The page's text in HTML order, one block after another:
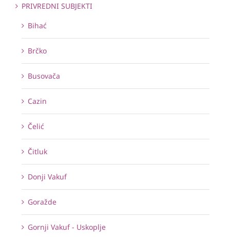
PRIVREDNI SUBJEKTI
Bihać
Brčko
Busovača
Cazin
Čelić
Čitluk
Donji Vakuf
Goražde
Gornji Vakuf - Uskoplje